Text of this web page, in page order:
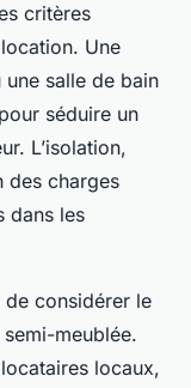
critères
Une
salle de bain
séduire un
L’isolation,
des charges
dans les
considérer le
meublée.
locaux,